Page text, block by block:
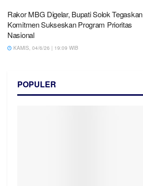
Rakor MBG Digelar, Bupati Solok Tegaskan
Komitmen Sukseskan Program Prioritas
Nasional
KAMIS, 04/6/26 | 19:09 WIB
POPULER